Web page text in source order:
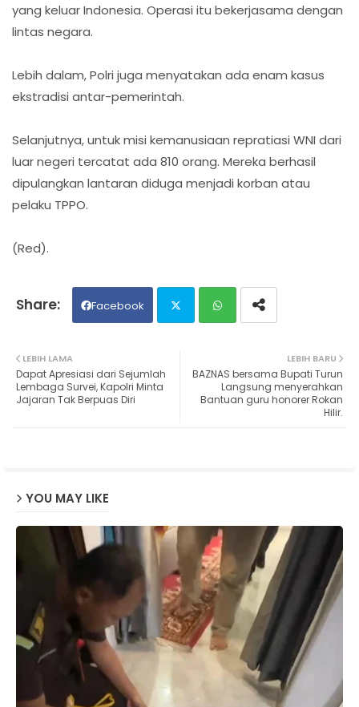
yang keluar Indonesia. Operasi itu bekerjasama dengan
lintas negara.
Lebih dalam, Polri juga menyatakan ada enam kasus
ekstradisi antar-pemerintah.
Selanjutnya, untuk misi kemanusiaan repratiasi WNI dari
luar negeri tercatat ada 810 orang. Mereka berhasil
dipulangkan lantaran diduga menjadi korban atau
pelaku TPPO.
(Red).
Facebook
ats
LEBIH BARU
BAZNAS bersama Bupati Turun
Langsung menyerahkan
Bantuan guru honorer Rokan
Hilir.
LEBIH LAMA
Dapat Apresiasi dari Sejumlah
Lembaga Survei, Kapolri Minta
Jajaran Tak Berpuas Diri
YOU MAY LIKE